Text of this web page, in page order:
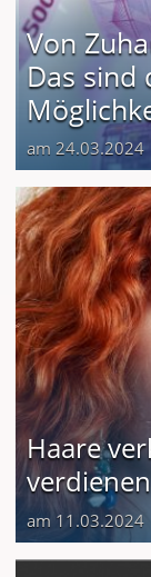
Von
Das sind
am 24.03.2024
Haare
am 11.03.2024